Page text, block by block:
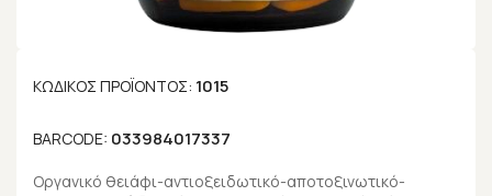
ΚΩΔΙΚΌΣ ΠΡΟΪΌΝΤΟΣ: 1015
BARCODE: 033984017337
Οργανικό θειάφι-αντιοξειδωτικό-αποτοξινωτικό-